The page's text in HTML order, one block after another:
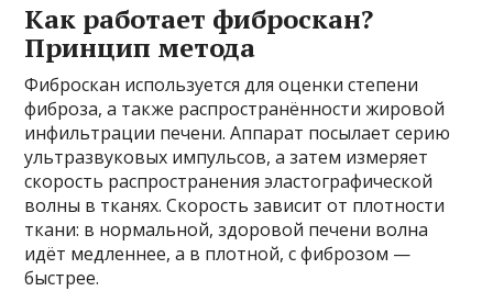
Как работает фиброскан?
Принцип метода
Фиброскан используется для оценки степени
фиброза, а также распространённости жировой
инфильтрации печени. Аппарат посылает серию
ультразвуковых импульсов, а затем измеряет
скорость распространения эластографической
волны в тканях. Скорость зависит от плотности
ткани: в нормальной, здоровой печени волна
идёт медленнее, а в плотной, с фиброзом —
быстрее.